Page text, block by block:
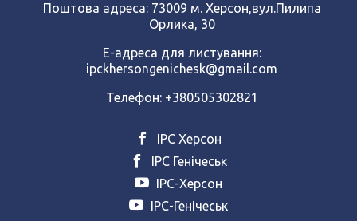
Поштова адреса: 73009 м. Херсон,вул.Пилипа
Орлика, 30
Е-адреса для листування:
ipckhersongenichesk@gmail.com
Телефон: +380505302821
ІРС Херсон
ІРС Генічеськ
ІРС-Херсон
ІРС-Генічеськ